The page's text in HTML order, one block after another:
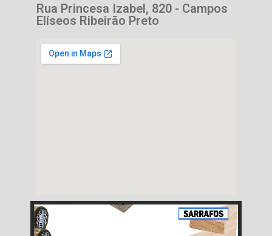
Rua Princesa Izabel, 820 - Campos
Elíseos Ribeirão Preto